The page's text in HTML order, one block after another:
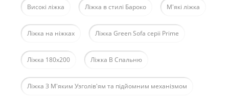
Високі ліжка Ліжка в стилі Бароко М'які ліжка
Ліжка на ніжках Ліжка Green Sofa серіі Prime
Ліжка 180х200 Ліжка В Спальню
Ліжка З М'яким Узголів'ям та підйомним механізмом